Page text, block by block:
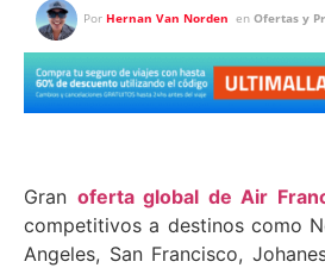
Por Hernan Van Norden en Ofertas y
Gran oferta global de Air
competitivos a destinos como
Angeles, San Francisco,